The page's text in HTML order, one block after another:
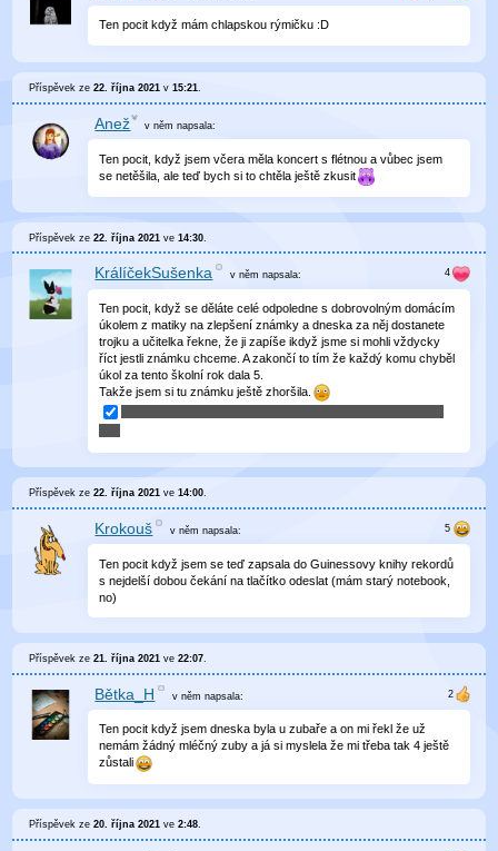
Ten pocit když mám chlapskou rýmičku :D
Příspěvek ze22. října 2021 v15:21.
Anež v něm napsala:
Ten pocit, když jsem včera měla koncert s flétnou a vůbec jsem
se netěšila, ale teď bych si to chtěla ještě zkusit
Příspěvek ze22. října 2021 ve14:30
KrálíčekSušenka v němnapsala:
Ten pocit, když se děláte celé odpoledne s dobrovolným domácím
úkolem z matiky na zlepšení známky a dneska za něj dostanete
trojku a učitelka řekne, že ji zapíše ikdyž jsme si mohli vždycky
říct jestli známku chceme. A zakončí to tím že každý komu chyběl
úkol za tento školní rok dala 5.
Takže jsem si tu známku ještě zhoršila.
Příspěvek ze22. října 2021 ve14:00.
Krokouš v němnapsala:
Ten pocit když jsem se teď zapsala do Guinessovy knihy rekordů
s nejdelší dobou čekání na tlačítko odeslat (mám starý notebook,
no)
Příspěvek ze21. října 2021 ve22:07
Bětka_H v němnapsala:
Ten pocit když jsem dneska byla u zubaře a on mi řekl že už
nemám žádný mléčný zuby a já si myslela že mi třeba tak 4 ještě
zůstali
Příspěvek ze20. října 2021 ve2:48.